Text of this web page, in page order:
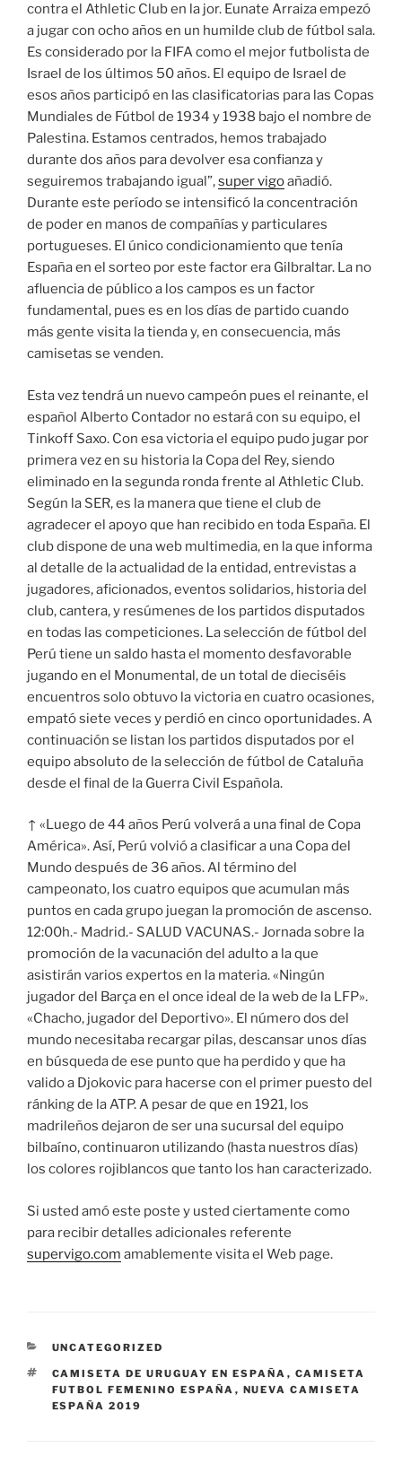
contra el Athletic Club en la jor. Eunate Arraiza empezó
a jugar con ocho años en un humilde club de fútbol sala.
Es considerado por la FIFA como el mejor futbolista de
Israel de los últimos 50 años. El equipo de Israel de
esos años participó en las clasificatorias para las Copas
Mundiales de Fútbol de 1934 y 1938 bajo el nombre de
Palestina. Estamos centrados, hemos trabajado
durante dos años para devolver esa confianza y
seguiremos trabajando igual”,super vigoañadió.
Durante este período se intensificó la concentración
de poder en manos de compañías y particulares
portugueses. El único condicionamiento que tenía
España en el sorteo por este factor era Gilbraltar. La no
afluencia de público a los campos es un factor
fundamental, pues es en los días de partido cuando
más gente visita la tienda y, en consecuencia, más
camisetas se venden.
Esta vez tendrá un nuevo campeón pues el reinante, el
español Alberto Contador no estará con su equipo, el
Tinkoff Saxo. Con esa victoria el equipo pudo jugar por
primera vez en su historia la Copa del Rey, siendo
eliminado en la segunda ronda frente al Athletic Club.
Según la SER, es la manera que tiene el club de
agradecer el apoyo que han recibido en toda España. El
club dispone de una web multimedia, en la que informa
al detalle de la actualidad de la entidad, entrevistas a
jugadores, aficionados, eventos solidarios, historia del
club, cantera, y resúmenes de los partidos disputados
en todas las competiciones. La selección de fútbol del
Perú tiene un saldo hasta el momento desfavorable
jugando en el Monumental, de un total de dieciséis
encuentros solo obtuvo la victoria en cuatro ocasiones,
empató siete veces y perdió en cinco oportunidades. A
continuación se listan los partidos disputados por el
equipo absoluto de la selección de fútbol de Cataluña
desde el final de la Guerra Civil Española.
↑ «Luego de 44 años Perú volverá a una final de Copa
América». Así, Perú volvió a clasificar a una Copa del
Mundo después de 36 años. Al término del
campeonato, los cuatro equipos que acumulan más
puntos en cada grupo juegan la promoción de ascenso.
12:00h.- Madrid.- SALUD VACUNAS.- Jornada sobre la
promoción de la vacunación del adulto a la que
asistirán varios expertos en la materia. «Ningún
jugador del Barça en el once ideal de la web de la LFP».
«Chacho, jugador del Deportivo». El número dos del
mundo necesitaba recargar pilas, descansar unos días
en búsqueda de ese punto que ha perdido y que ha
valido a Djokovic para hacerse con el primer puesto del
ránking de la ATP. A pesar de que en 1921, los
madrileños dejaron de ser una sucursal del equipo
bilbaíno, continuaron utilizando (hasta nuestros días)
los colores rojiblancos que tanto los han caracterizado.
Si usted amó este poste y usted ciertamente como
para recibir detalles adicionales referente
supervigo.com amablemente visita el Web page.
CATEGORÍAS
UNCATEGORIZED
ETIQUETAS
CAMISETA DE URUGUAY EN ESPAÑA , CAMISETA
FUTBOL FEMENINO ESPAÑA , NUEVA CAMISETA
ESPAÑA 2019